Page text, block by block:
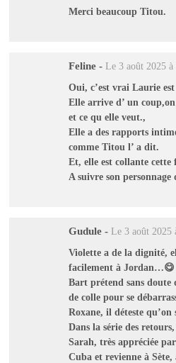
Merci beaucoup Titou.
Feline - Le 3 août 2025 à
Oui, c’est vrai Laurie
Elle arrive d’ un
et ce qu elle veut.,
Elle a des rapports
comme Titou l’ a dit.
Et, elle est collante cette
A suivre son
Gudule - Le 3 août 2025
Violette a de la dignité,
facilement à Jordan…😋
Bart prétend sans doute
de colle pour se
Roxane, il déteste qu’on
Dans la série des
Sarah, très appréciée
Cuba et revienne à Sète,